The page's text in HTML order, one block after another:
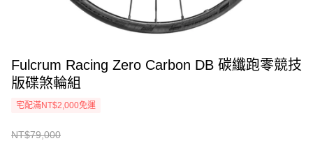
Fulcrum Racing Zero Carbon DB 碳纖跑零競技
版碟煞輪組
宅配滿NT$2,000免運
NT$79,000